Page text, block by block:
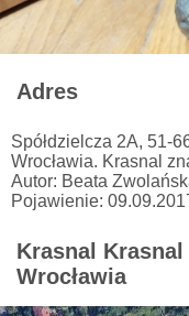
Adres
Spółdzielcza 2A, 51-
Wrocławia. Krasnal
Autor: Beata
Pojawienie:
Krasnal
Wrocławia